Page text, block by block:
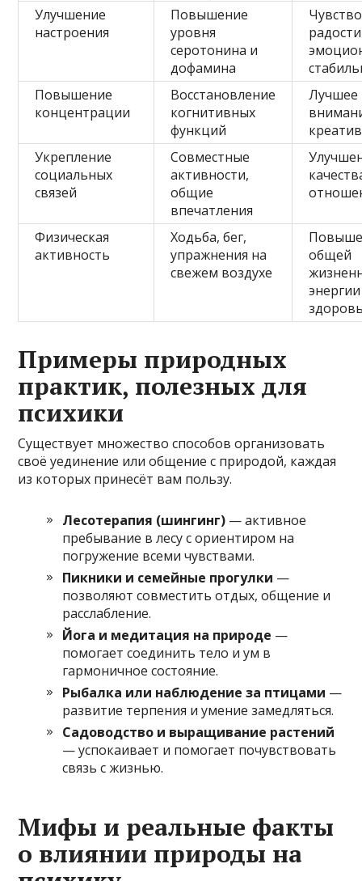
Улучшение
настроения
Повышение
уровня
серотонина и
дофамина
Чувство
Повышение
концентрации
Восстановление
когнитивных
функций
Лучшее
Укрепление
социальных
связей
Совместные
активности,
общие
впечатления
Физическая
активность
Ходьба, бег,
упражнения на
свежем воздухе
общей
Примеры природных
практик, полезных для
психики
Существует множество способов организовать
своё уединение или общение с природой, каждая
из которых принесёт вам пользу.
Лесотерапия (шингинг) — активное
пребывание в лесу с ориентиром на
погружение всеми чувствами.
Пикники и семейные прогулки —
позволяют совместить отдых, общение и
расслабление.
Йога и медитация на природе —
помогает соединить тело и ум в
гармоничное состояние.
Рыбалка или наблюдение за птицами —
развитие терпения и умение замедляться.
Садоводство и выращивание растений
— успокаивает и помогает почувствовать
связь с жизнью.
Мифы и реальные факты
о влиянии природы на